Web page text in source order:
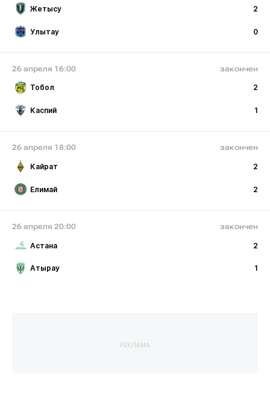
Жетысу 2
Улытау 0
26 апреля 16:00 закончен
Тобол 2
Каспий 1
26 апреля 18:00 закончен
Кайрат 2
Елимай 2
26 апреля 20:00 закончен
Астана 2
Атырау 1
РЕКЛАМА